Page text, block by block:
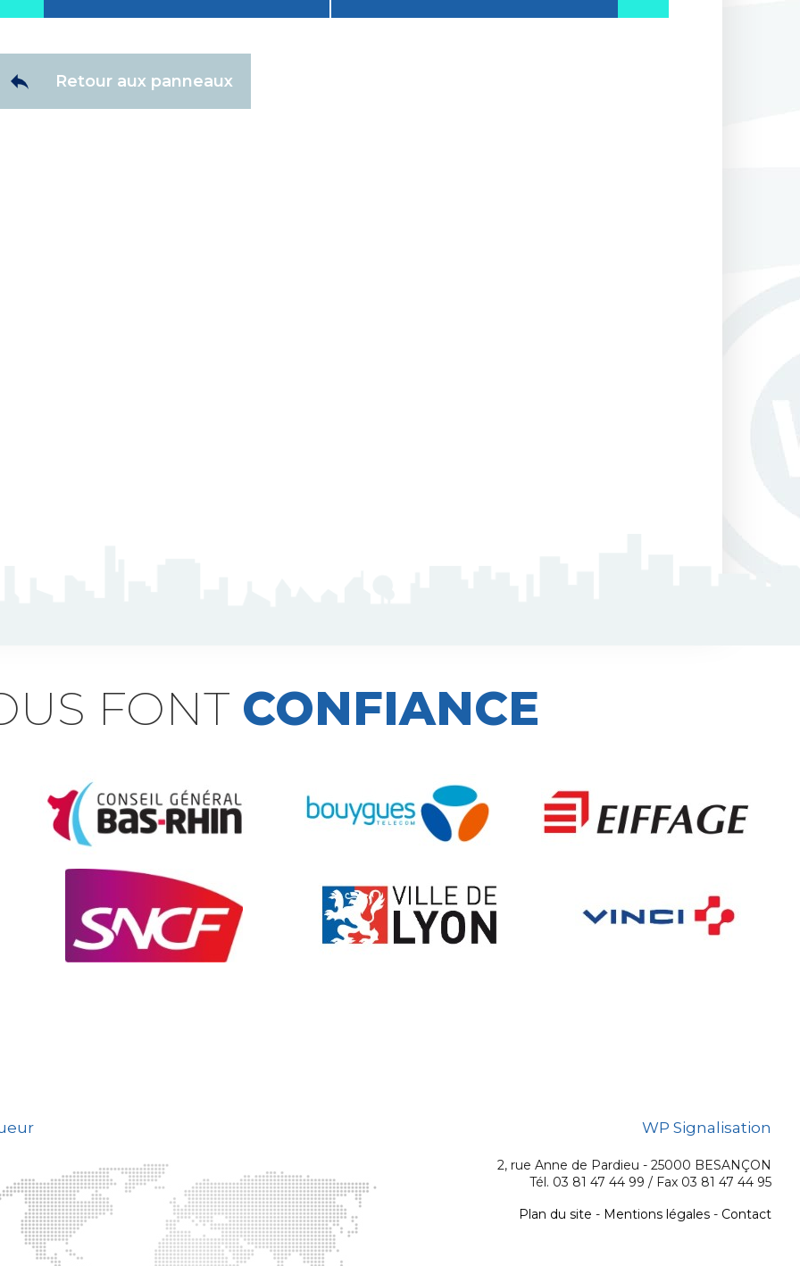
Retour aux panneaux
FONT CONFIANCE
WP Signalisation
2, rue Anne de Pardieu - 25000 BESANÇON
Tél. 03 81 47 44 99 / Fax 03 81 47 44 95
Plan du site - Mentions légales - Contact